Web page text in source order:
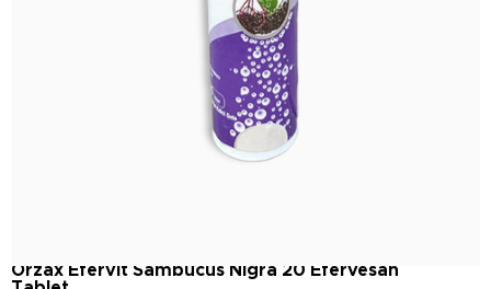
Orzax Efervit Sambucus Nigra 20 Efervesan